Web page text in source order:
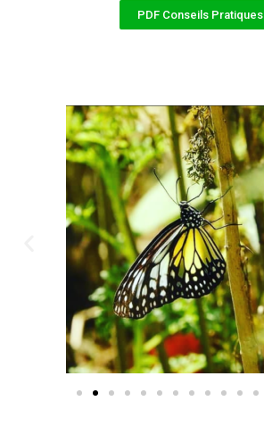
PDF Conseils Pratiques